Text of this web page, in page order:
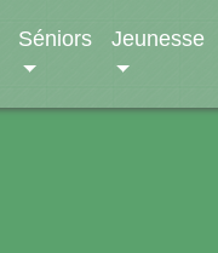
Séniors Jeunesse